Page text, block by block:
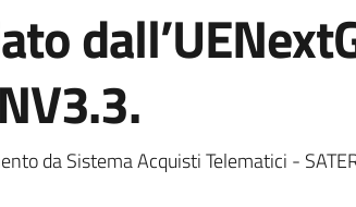
da Sistema Acquisti Telematici -